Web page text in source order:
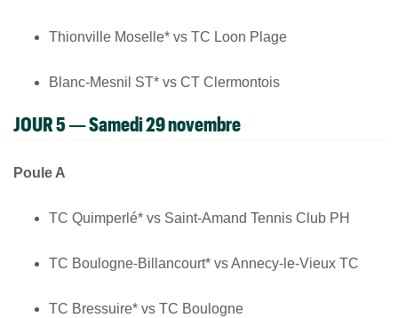
Thionville Moselle* vs TC Loon Plage
Blanc-Mesnil ST* vs CT Clermontois
JOUR 5 — Samedi 29 novembre
Poule A
TC Quimperlé* vs Saint-Amand Tennis Club PH
TC Boulogne-Billancourt* vs Annecy-le-Vieux TC
TC Bressuire* vs TC Boulogne